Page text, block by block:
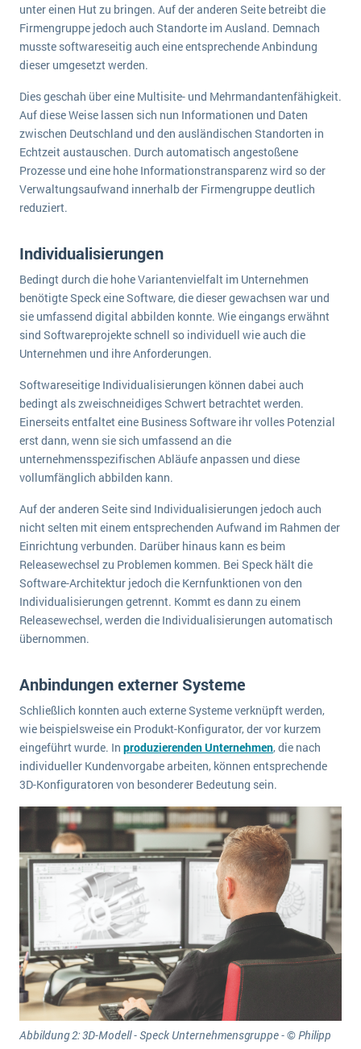
unter einen Hut zu bringen. Auf der anderen Seite betreibt die
Firmengruppe jedoch auch Standorte im Ausland. Demnach
musste softwareseitig auch eine entsprechende Anbindung
dieser umgesetzt werden.
Dies geschah über eine Multisite- und Mehrmandantenfähigkeit.
Auf diese Weise lassen sich nun Informationen und Daten
zwischen Deutschland und den ausländischen Standorten in
Echtzeit austauschen. Durch automatisch angestoßene
Prozesse und eine hohe Informationstransparenz wird so der
Verwaltungsaufwand innerhalb der Firmengruppe deutlich
reduziert.
Individualisierungen
Bedingt durch die hohe Variantenvielfalt im Unternehmen
benötigte Speck eine Software, die dieser gewachsen war und
sie umfassend digital abbilden konnte. Wie eingangs erwähnt
sind Softwareprojekte schnell so individuell wie auch die
Unternehmen und ihre Anforderungen.
Softwareseitige Individualisierungen können dabei auch
bedingt als zweischneidiges Schwert betrachtet werden.
Einerseits entfaltet eine Business Software ihr volles Potenzial
erst dann, wenn sie sich umfassend an die
unternehmensspezifischen Abläufe anpassen und diese
vollumfänglich abbilden kann.
Auf der anderen Seite sind Individualisierungen jedoch auch
nicht selten mit einem entsprechenden Aufwand im Rahmen der
Einrichtung verbunden. Darüber hinaus kann es beim
Releasewechsel zu Problemen kommen. Bei Speck hält die
Software-Architektur jedoch die Kernfunktionen von den
Individualisierungen getrennt. Kommt es dann zu einem
Releasewechsel, werden die Individualisierungen automatisch
übernommen.
Anbindungen externer Systeme
Schließlich konnten auch externe Systeme verknüpft werden,
wie beispielsweise ein Produkt-Konfigurator, der vor kurzem
eingeführt wurde. In produzierenden Unternehmen, die nach
individueller Kundenvorgabe arbeiten, können entsprechende
3D-Konfiguratoren von besonderer Bedeutung sein.
Abbildung 2: 3D-Modell - Speck Unternehmensgruppe -©Philipp